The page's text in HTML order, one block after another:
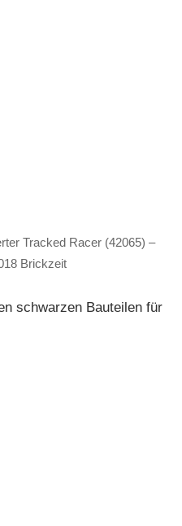
Tracked Racer (42065) –
Brickzeit
schwarzen Bauteilen für